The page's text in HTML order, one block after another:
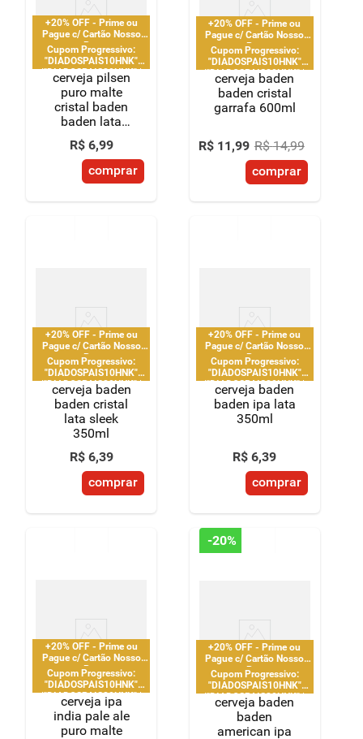
+20% OFF - Prime ou
Pague c/ Cartão Nosso
Pay
Cupom Progressivo:
"DIADOSPAIS10HNK"
|"DIADOSPAIS20HNK" |
"DIADOSPAIS30HNK" |
limitado a 2 pedido por
CPF
cerveja pilsen
puro malte
cristal baden
baden lata
473ml
R$ 6,99
comprar
+20% OFF - Prime ou
Pague c/ Cartão Nosso
Pay
Cupom Progressivo:
"DIADOSPAIS10HNK"
|"DIADOSPAIS20HNK" |
"DIADOSPAIS30HNK" |
limitado a 2 pedido por
CPF
cerveja baden
baden cristal
garrafa 600ml
R$ 11,99 R$ 14,99
comprar
+20% OFF - Prime ou
Pague c/ Cartão Nosso
Pay
Cupom Progressivo:
"DIADOSPAIS10HNK"
|"DIADOSPAIS20HNK" |
"DIADOSPAIS30HNK" |
limitado a 2 pedido por
CPF
cerveja baden
baden cristal
lata sleek
350ml
R$ 6,39
comprar
+20% OFF - Prime ou
Pague c/ Cartão Nosso
Pay
Cupom Progressivo:
"DIADOSPAIS10HNK"
|"DIADOSPAIS20HNK" |
"DIADOSPAIS30HNK" |
limitado a 2 pedido por
CPF
cerveja baden
baden ipa lata
350ml
R$ 6,39
comprar
+20% OFF - Prime ou
Pague c/ Cartão Nosso
Pay
Cupom Progressivo:
"DIADOSPAIS10HNK"
|"DIADOSPAIS20HNK" |
"DIADOSPAIS30HNK" |
limitado a 2 pedido por
CPF
cerveja ipa
india pale ale
puro malte
-20%
+20% OFF - Prime ou
Pague c/ Cartão Nosso
Pay
Cupom Progressivo:
"DIADOSPAIS10HNK"
|"DIADOSPAIS20HNK" |
"DIADOSPAIS30HNK" |
limitado a 2 pedido por
CPF
cerveja baden
baden
american ipa